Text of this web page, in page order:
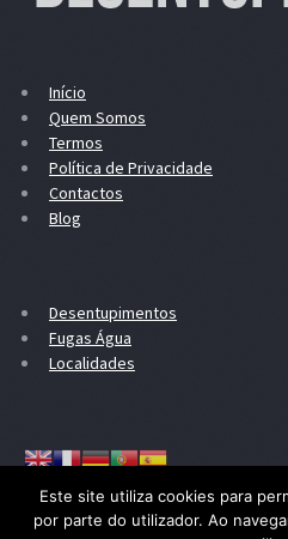
Início
Quem Somos
Termos
Política de Privacidade
Contactos
Blog
Desentupimentos
Fugas Água
Localidades
Este site utiliza cookies para
por parte do utilizador. Ao